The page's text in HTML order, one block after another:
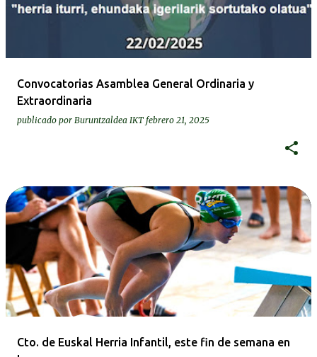
Convocatorias Asamblea General Ordinaria y
Extraordinaria
publicado por Buruntzaldea IKT febrero 21, 2025
Cto. de Euskal Herria Infantil, este fin de semana en